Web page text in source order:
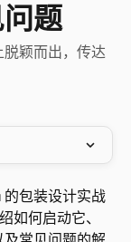
题
颖而出，传达
的包装设计实战
何启动它、